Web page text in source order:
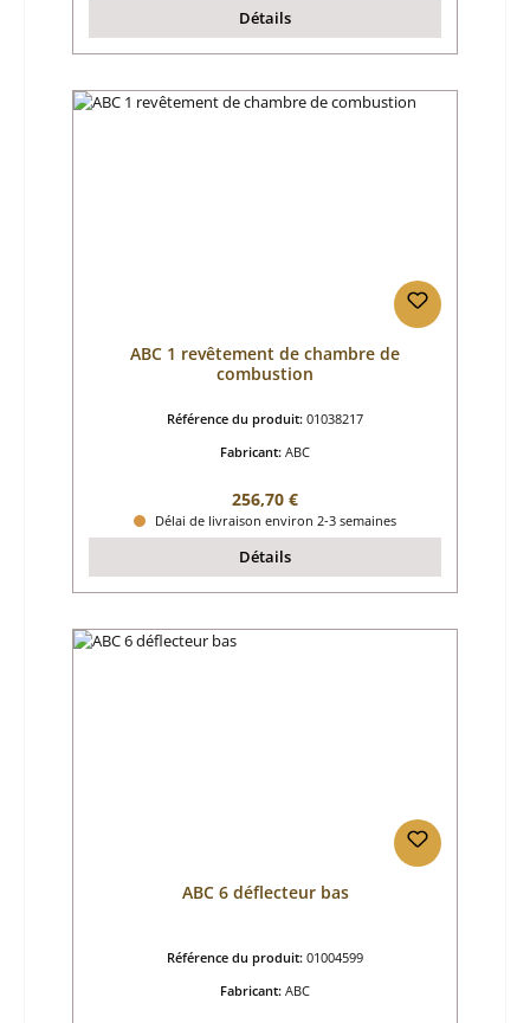
Détails
ABC 1 revêtement de chambre de
combustion
Référence du produit: 01038217
Fabricant: ABC
Prix régulier :
256,70 €
Délai de livraison environ 2-3 semaines
Détails
ABC 6 déflecteur bas
Référence du produit: 01004599
Fabricant: ABC